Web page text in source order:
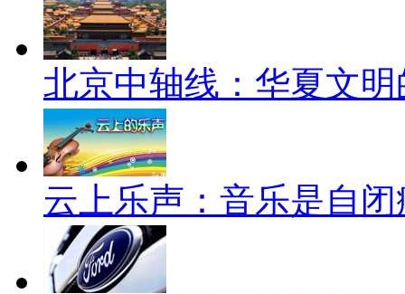
北京中轴线：华夏文
云上乐声：音乐是自